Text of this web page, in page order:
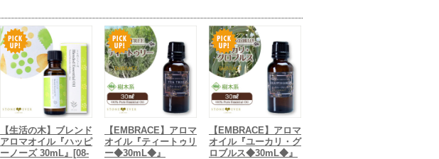
【生活の木】ブレンド
アロマオイル『ハッピ
ーノーズ 30mL』[08-
【EMBRACE】アロマ
オイル『ティートゥリ
ー◆30mL◆』
【EMBRACE】アロマ
オイル『ユーカリ・グ
ロブルス◆30mL◆』